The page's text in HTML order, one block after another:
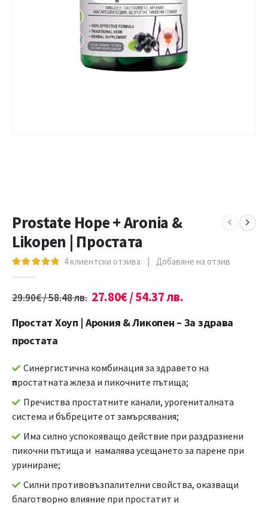
Prostate Hope + Aronia &
Likopen | Простата
4клиентски отзива | Добавяне на отзив
29.90€/ 58.48 лв. 27.80€/ 54.37 лв.
Простат Хоуп | Арония & Ликопен – За здрава
простата
Синергистична комбинация за здравето на
простатната жлеза и пикочните пътища;
Пречиства простатните канали, урогениталната
система и бъбреците от замърсявания;
Има силно успокояващо действие при раздразнени
пикочни пътища и намалява усещането за парене при
уриниране;
Силни противовъзпалителни свойства, оказващи
благотворно влияние при простатит и